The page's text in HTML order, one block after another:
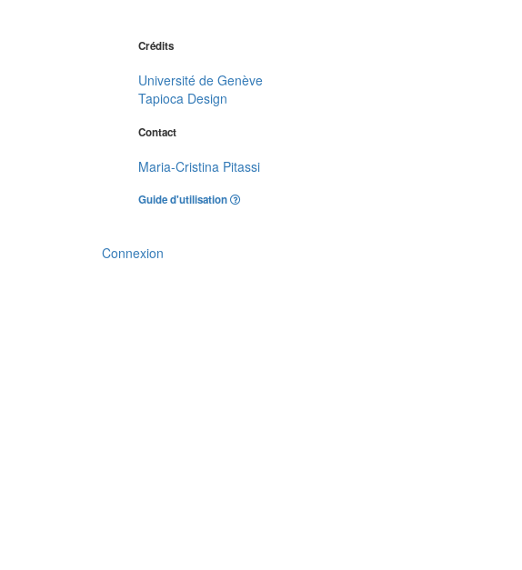
Crédits
Université de Genève
Tapioca Design
Contact
Maria-Cristina Pitassi
Guide d'utilisation
Connexion